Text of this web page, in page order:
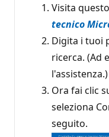
Visita
tecnico
Digita i tuoi
ricerca. (Ad
l'assistenza.)
Ora fai clic
seleziona
seguito.